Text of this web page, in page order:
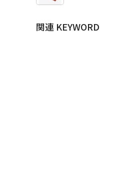
関連 KEYWORD